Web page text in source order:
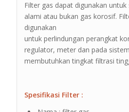
Filter gas dapat digunakan
alami atau bukan gas korosif.
digunakan
untuk perlindungan perangkat
regulator, meter dan pada
membutuhkan tingkat filtrasi
Spesifikasi Filter :